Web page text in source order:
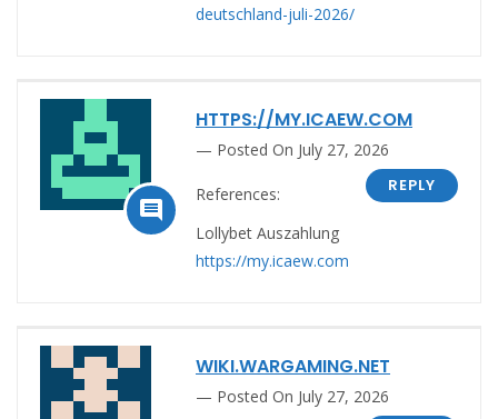
deutschland-juli-2026/

HTTPS://MY.ICAEW.COM
Posted On July 27, 2026
REPLY
References:
Lollybet Auszahlung
https://my.icaew.com
WIKI.WARGAMING.NET
Posted On July 27, 2026